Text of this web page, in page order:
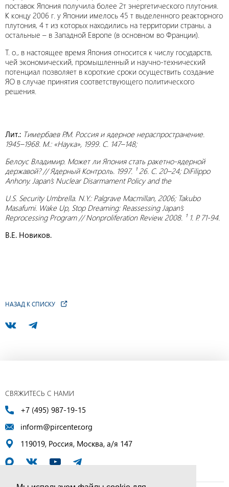
поставок Япония получила более 2т энергетического плутония.
К концу 2006 г. у Японии имелось 45 т выделенного реакторного
плутония, 4 т из которых находились на территории страны, а
остальные – в Западной Европе (в основном во Франции).
Т. о., в настоящее время Япония относится к числу государств,
чей экономический, промышленный и научно-технический
потенциал позволяет в короткие сроки осуществить создание
ЯО в случае принятия соответствующего политического
решения.
Лит.: Тимербаев Р.М. Россия и ядерное нераспространение.
1945–1968. М.: «Наука», 1999. С. 147–148;
Белоус Владимир. Может ли Япония стать ракетно-ядерной
державой? // Ядерный Контроль. 1997. ¹ 26. С. 20–24; DiFilippo
Anhony. Japan’s Nuclear Disarmament Policy and the
U.S. Security Umbrella. N.Y.: Palgrave Macmillan, 2006; Takubo
Masafumi. Wake Up, Stop Dreaming: Reassessing Japan’s
Reprocessing Program // Nonproliferation Review. 2008. ¹ 1. P. 71-94.
В.Е. Новиков.
НАЗАД К СПИСКУ
СВЯЖИТЕСЬ С НАМИ
+7 (495) 987-19-15
inform@pircenter.org
119019, Россия, Москва, а/я 147